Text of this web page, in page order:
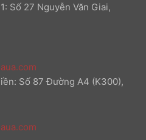
Số 27 Nguyễn Văn Giai,
Số 87 Đường A4 (K300),